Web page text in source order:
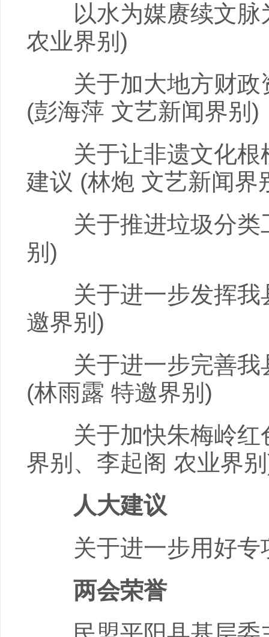
以水为媒赓续文脉
农业界别)
关于加大地方财政
(彭海萍 文艺新闻界别)
关于让非遗文化根
建议 (林炮 文艺新闻界
关于推进垃圾分类
别)
关于进一步发挥我
邀界别)
关于进一步完善我
(林雨露 特邀界别)
关于加快朱梅岭红
界别、李起阁 农业界
人大建议
关于进一步用好专
两会荣誉